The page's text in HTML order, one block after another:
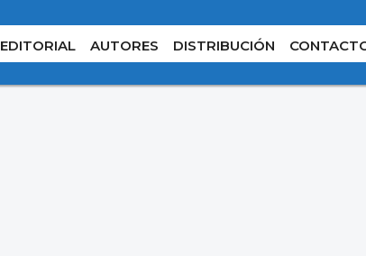
EDITORIAL AUTORES DISTRIBUCIÓN